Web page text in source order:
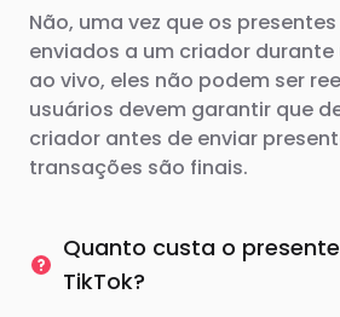
Não, uma vez que os
enviados a um criador
ao vivo, eles não podem ser
usuários devem garantir que
criador antes de enviar
transações são finais.
Quanto custa o
TikTok?